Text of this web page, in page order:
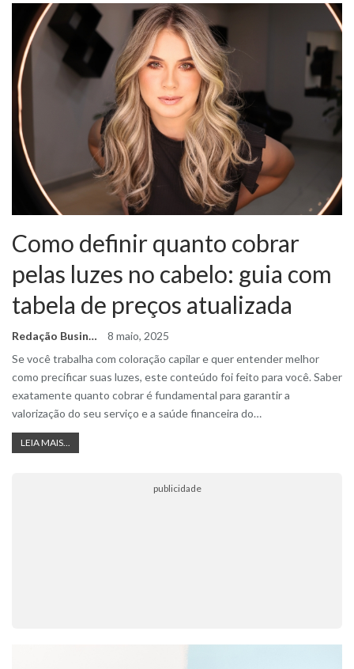
Como definir quanto cobrar
pelas luzes no cabelo: guia com
tabela de preços atualizada
Redação Business Ideas
8 maio, 2025
Se você trabalha com coloração capilar e quer entender melhor
como precificar suas luzes, este conteúdo foi feito para você. Saber
exatamente quanto cobrar é fundamental para garantir a
valorização do seu serviço e a saúde financeira do…
LEIA MAIS...
publicidade